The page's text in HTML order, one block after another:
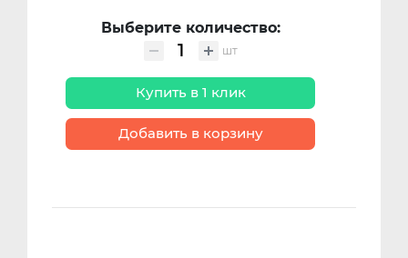
Выберите количество:
шт
Купить в 1 клик
Добавить в корзину